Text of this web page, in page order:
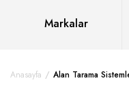
Markalar
Anasayfa Alan Tarama